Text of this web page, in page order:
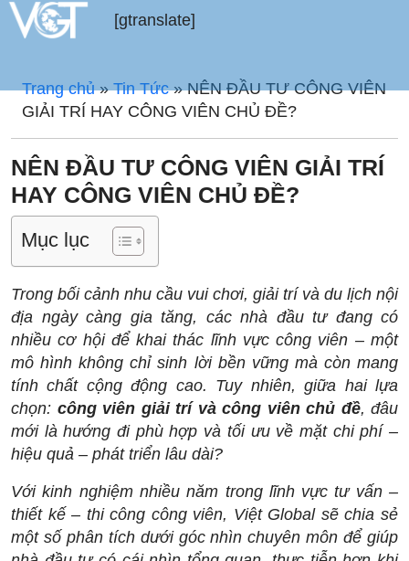
[gtranslate]
Trang chủ»Tin Tức»NÊN ĐẦU TƯ CÔNG VIÊN
GIẢI TRÍ HAY CÔNG VIÊN CHỦ ĐỀ?
NÊN ĐẦU TƯ CÔNG VIÊN GIẢI TRÍ
HAY CÔNG VIÊN CHỦ ĐỀ?
Mục lục
Trong bối cảnh nhu cầu vui chơi, giải trí và du lịch nội
địa ngày càng gia tăng, các nhà đầu tư đang có
nhiều cơ hội để khai thác lĩnh vực công viên – một
mô hình không chỉ sinh lời bền vững mà còn mang
tính chất cộng động cao. Tuy nhiên, giữa hai lựa
chọn: công viên giải trí và công viên chủ đề, đâu
mới là hướng đi phù hợp và tối ưu về mặt chi phí –
hiệu quả – phát triển lâu dài?
Với kinh nghiệm nhiều năm trong lĩnh vực tư vấn –
thiết kế – thi công công viên, Việt Global sẽ chia sẻ
một số phân tích dưới góc nhìn chuyên môn để giúp